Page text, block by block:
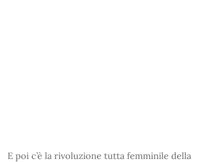
E poi c’è la rivoluzione tutta femminile della